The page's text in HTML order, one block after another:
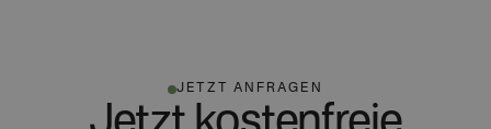
JETZT ANFRAGEN